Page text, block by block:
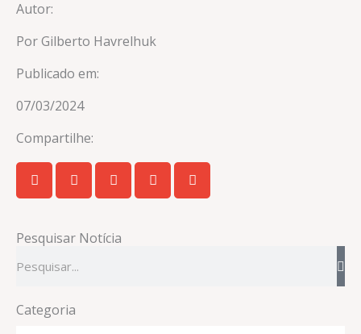
Autor:
Por Gilberto Havrelhuk
Publicado em:
07/03/2024
Compartilhe:
Pesquisar Notícia
Categoria